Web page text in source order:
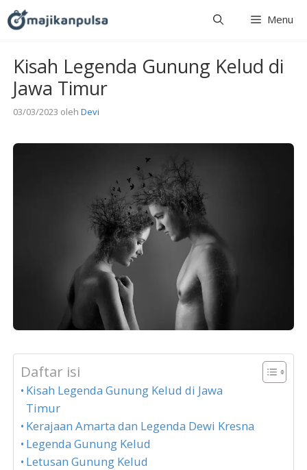
Langsung
ke
Menu
Kisah Legenda Gunung Kelud di
Jawa Timur
03/03/2023 oleh Devi
Daftar isi
Kisah Legenda Gunung Kelud di Jawa
Timur
Kerajaan Amarta dan Legenda Dewi Kresna
Legenda Gunung Kelud
Letusan Gunung Kelud